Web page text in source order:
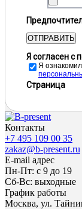
ОТПРАВИТЬ
Я согласен с
Я
Страница
Контакты
+7 495 109 00 35
zakaz@b-present.ru
E-mail адрес
Пн-Пт: с 9 до 19
Сб-Вс: выходные
График работы
Москва, ул.